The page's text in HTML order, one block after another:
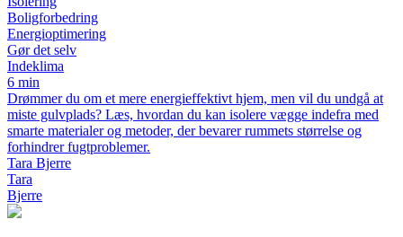
Boligforbedring
Energioptimering
Gør det selv
Indeklima
6 min
Drømmer du om et mere energieffektivt hjem, men vil du undgå at
miste gulvplads? Læs, hvordan du kan isolere vægge indefra med
smarte materialer og metoder, der bevarer rummets størrelse og
forhindrer fugtproblemer.
Tara Bjerre
Tara
Bjerre